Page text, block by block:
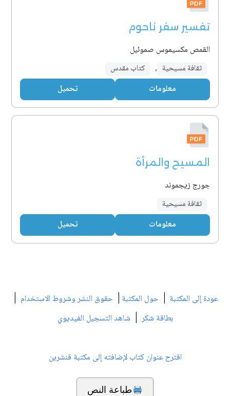
تفسير سفر ناحوم
القمص مكسيموس صموئيل
ثقافة مسيحية , كتاب مقدس
معلومات تحميل
المسيح والمرأة
جورج زيجموند
ثقافة مسيحية
معلومات تحميل
عودة إلى المكتبة | حول المكتبة | حقوق النشر وشروط الاستخدام |
بطاقة شكر| شاهد التسجيل الفيديوي
اقترح عنوان كتاب لإضافته إلى مكتبة قنشرين
طباعة النص